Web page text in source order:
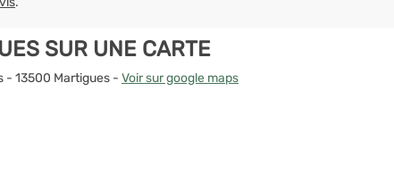
SUR UNE CARTE
- 13500 Martigues - Voir sur google maps